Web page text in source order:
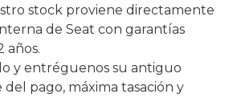
stock proviene directamente
de Seat con garantías
años.
y entréguenos su antiguo
pago, máxima tasación y